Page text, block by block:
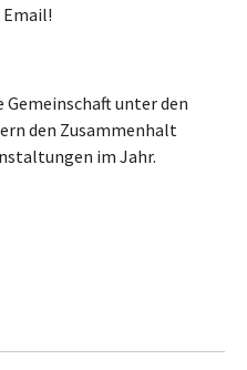
Gemeinschaft unter den
den Zusammenhalt
im Jahr.